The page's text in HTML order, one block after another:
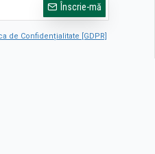
Înscrie-mă
de Confidențialitate [GDPR]